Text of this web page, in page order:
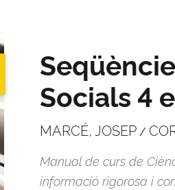
Socials 4
MARCÉ, JOSEP /
Manual de curs de
informació rigorosa i